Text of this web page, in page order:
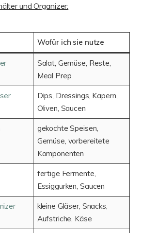
und Organizer:
Wofür ich sie nutze
Salat, Gemüse, Reste,
Meal Prep
Dips, Dressings, Kapern,
Oliven, Saucen
gekochte Speisen,
Gemüse, vorbereitete
Komponenten
fertige Fermente,
Essiggurken, Saucen
kleine Gläser, Snacks,
Aufstriche, Käse